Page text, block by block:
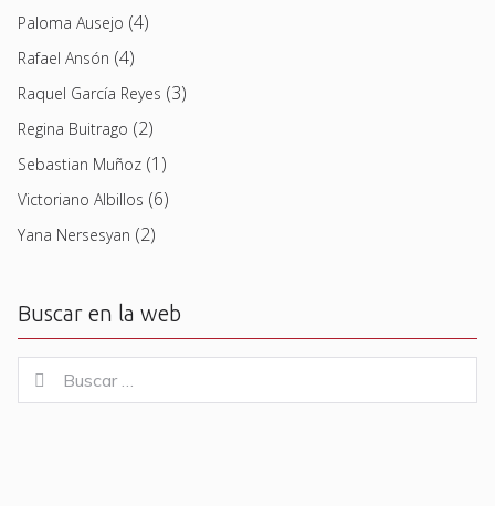
Paloma Ausejo (4)
Rafael Ansón (4)
Raquel García Reyes (3)
Regina Buitrago (2)
Sebastian Muñoz (1)
Victoriano Albillos (6)
Yana Nersesyan (2)
Buscar en la web
for:
Buscar